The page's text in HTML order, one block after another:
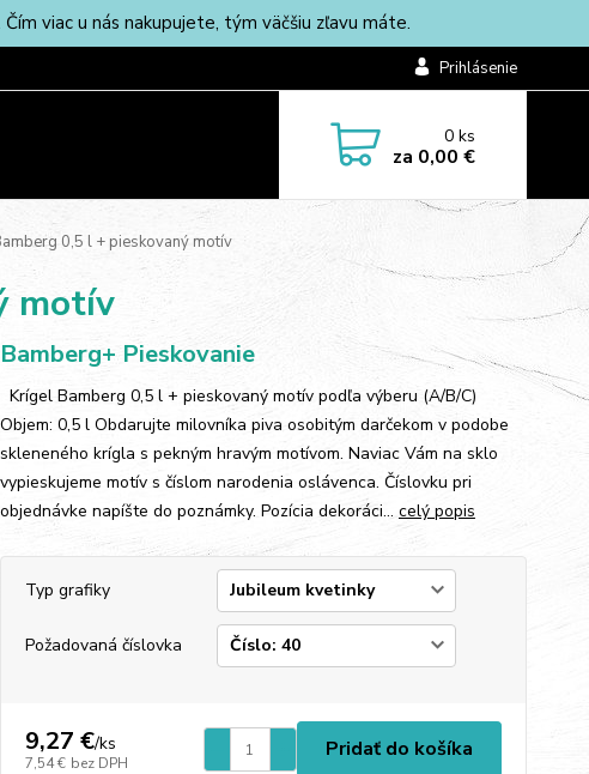
viac u nás nakupujete, tým väčšiu zľavu máte.
Prihlásenie
0ks
za 0,00 €
0,5 l + pieskovaný motív
motív
Bamberg+ Pieskovanie
Krígel Bamberg 0,5 l + pieskovaný motív podľa výberu (A/B/C)
Objem: 0,5 l Obdarujte milovníka piva osobitým darčekom v podobe
skleneného krígla s pekným hravým motívom. Naviac Vám na sklo
vypieskujeme motív s číslom narodenia oslávenca. Číslovku pri
objednávke napíšte do poznámky. Pozícia dekoráci... celý popis
Typ grafiky
Požadovaná číslovka
9,27 €/ks
7,54 € bez DPH
Pridať do košíka